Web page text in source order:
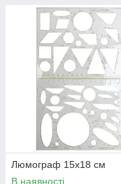
Люмограф 15х18 см
В наявності